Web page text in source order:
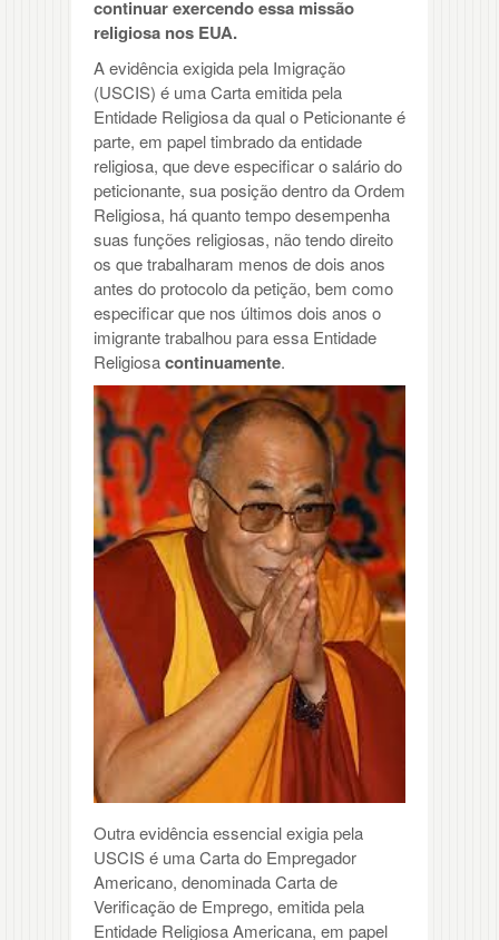
continuar exercendo essa missão
religiosa nos EUA.
A evidência exigida pela Imigração
(USCIS) é uma Carta emitida pela
Entidade Religiosa da qual o Peticionante é
parte, em papel timbrado da entidade
religiosa, que deve especificar o salário do
peticionante, sua posição dentro da Ordem
Religiosa, há quanto tempo desempenha
suas funções religiosas, não tendo direito
os que trabalharam menos de dois anos
antes do protocolo da petição, bem como
especificar que nos últimos dois anos o
imigrante trabalhou para essa Entidade
Religiosacontinuamente.
Outra evidência essencial exigia pela
USCIS é uma Carta do Empregador
Americano, denominada Carta de
Verificação de Emprego, emitida pela
Entidade Religiosa Americana, em papel